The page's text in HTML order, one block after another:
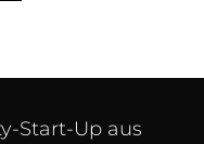
Start-Up aus